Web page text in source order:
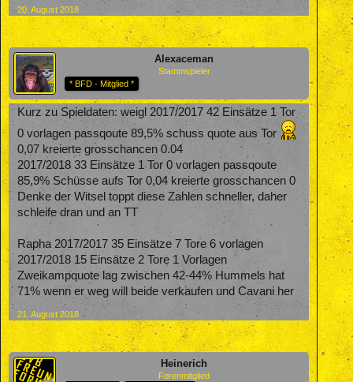
20. August 2018
Alexaceman
Stammspieler
* BFD - Mitglied *
Kurz zu Spieldaten: weigl 2017/2017 42 Einsätze 1 Tor
0 vorlagen passqoute 89,5% schuss quote aus Tor
0,07 kreierte grosschancen 0.04
2017/2018 33 Einsätze 1 Tor 0 vorlagen passqoute
85,9% Schüsse aufs Tor 0,04 kreierte grosschancen 0
Denke der Witsel toppt diese Zahlen schneller, daher
schleife dran und an TT
Rapha 2017/2017 35 Einsätze 7 Tore 6 vorlagen
2017/2018 15 Einsätze 2 Tore 1 Vorlagen
Zweikampquote lag zwischen 42-44% Hummels hat
71% wenn er weg will beide verkaufen und Cavani her
21. August 2018
Heinerich
Forenmitglied